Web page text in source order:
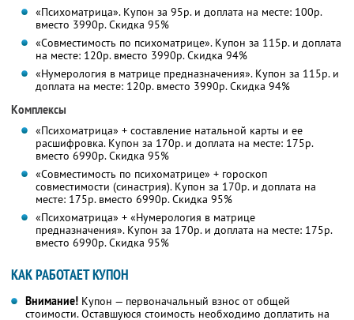
«Психоматрица». Купон за 95р. и доплата на месте: 100р.
вместо 3990р. Скидка 95%
«Совместимость по психоматрице». Купон за 115р. и доплата
на месте: 120р. вместо 3990р. Скидка 94%
«Нумерология в матрице предназначения». Купон за 115р. и
доплата на месте: 120р. вместо 3990р. Скидка 94%
Комплексы
«Психоматрица» + составление натальной карты и ее
расшифровка. Купон за 170р. и доплата на месте: 175р.
вместо 6990р. Скидка 95%
«Совместимость по психоматрице» + гороскоп
совместимости (синастрия). Купон за 170р. и доплата на
месте: 175р. вместо 6990р. Скидка 95%
«Психоматрица» + «Нумерология в матрице
предназначения». Купон за 170р. и доплата на месте: 175р.
вместо 6990р. Скидка 95%
КАК РАБОТАЕТ КУПОН
Внимание! Купон — первоначальный взнос от общей
стоимости. Оставшуюся стоимость необходимо доплатить на